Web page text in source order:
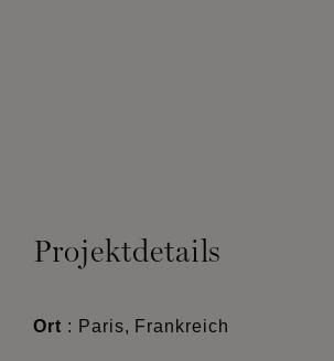
Projektdetails
Ort : Paris, Frankreich